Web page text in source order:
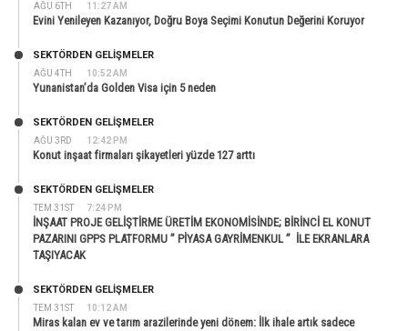
AĞU 6TH 11:27 AM
Evini Yenileyen Kazanıyor, Doğru Boya Seçimi Konutun Değerini Koruyor
AĞU 4TH 10:52 AM
SEKTÖRDEN GELIŞMELER
Yunanistan’da Golden Visa için 5 neden
AĞU 3RD 12:42 PM
SEKTÖRDEN GELIŞMELER
Konut inşaat firmaları şikayetleri yüzde 127 arttı
TEM 31ST 7:24 PM
SEKTÖRDEN GELIŞMELER
İNŞAAT PROJE GELİŞTİRME ÜRETİM EKONOMİSİNDE; BİRİNCİ EL KONUT
PAZARINI GPPS PLATFORMU ” PİYASA GAYRİMENKUL ” İLE EKRANLARA
TAŞIYACAK
TEM 31ST 10:12 AM
SEKTÖRDEN GELIŞMELER
Miras kalan ev ve tarım arazilerinde yeni dönem: İlk ihale artık sadece